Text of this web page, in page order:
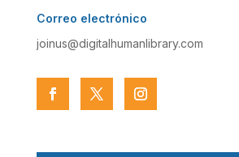
Correo electrónico
joinus@digitalhumanlibrary.com